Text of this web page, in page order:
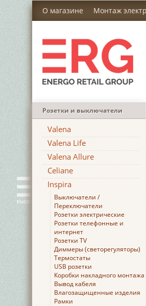
О магазине Монтаж
Розетки и выключатели
Valena
Valena Life
Valena Allure
Celiane
Inspira
Выключатели /
Переключатели
Розетки электрические
Розетки телефонные и
интернет
Розетки TV
Диммеры (светорегуляторы)
Термостаты
USB розетки
Коробки накладного монтажа
Вывод кабеля
Влагозащищенные изделия
Рамки